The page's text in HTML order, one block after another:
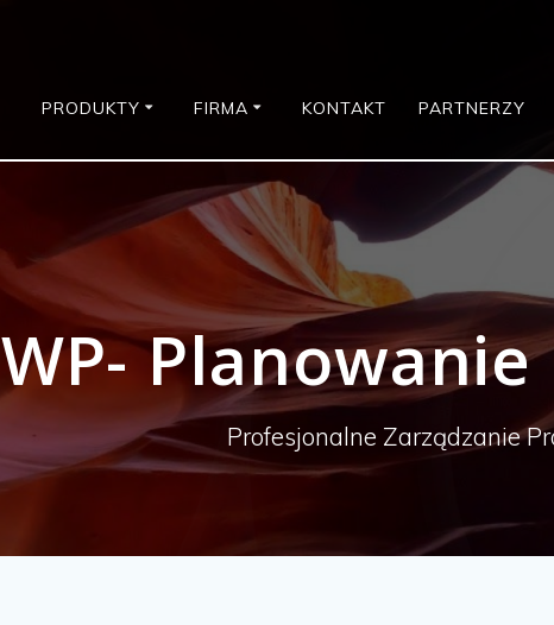
PRODUKTY FIRMA KONTAKT PARTNERZY
WP-
Profesjonalne Zarządzanie